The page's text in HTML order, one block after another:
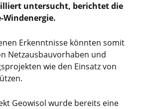
untersucht, berichtet die
Erkenntnisse könnten somit
Netzausbauvorhaben und
wie den Einsatz von
Geowisol wurde bereits eine